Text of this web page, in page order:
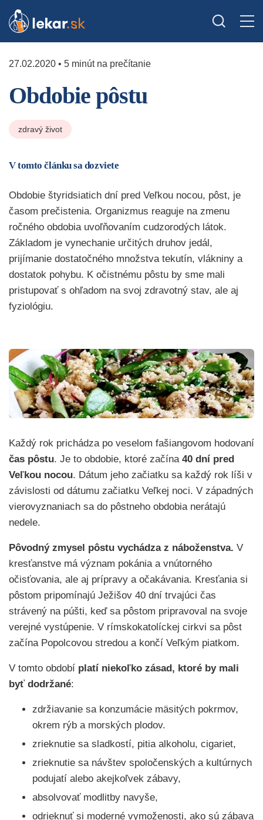
27.02.2020 • 5 minút na prečítanie
Obdobie pôstu
zdravý život
V tomto článku sa dozviete
Obdobie štyridsiatich dní pred Veľkou nocou, pôst, je
časom prečistenia. Organizmus reaguje na zmenu
ročného obdobia uvoľňovaním cudzorodých látok.
Základom je vynechanie určitých druhov jedál,
prijímanie dostatočného množstva tekutín, vlákniny a
dostatok pohybu. K očistnému pôstu by sme mali
pristupovať s ohľadom na svoj zdravotný stav, ale aj
fyziológiu.
Každý rok prichádza po veselom fašiangovom hodovaní
čas pôstu. Je to obdobie, ktoré začína 40 dní pred
Veľkou nocou. Dátum jeho začiatku sa každý rok líši v
závislosti od dátumu začiatku Veľkej noci. V západných
vierovyznaniach sa do pôstneho obdobia nerátajú
nedele.
Pôvodný zmysel pôstu vychádza z náboženstva. V
kresťanstve má význam pokánia a vnútorného
očisťovania, ale aj prípravy a očakávania. Kresťania si
pôstom pripomínajú Ježišov 40 dní trvajúci čas
strávený na púšti, keď sa pôstom pripravoval na svoje
verejné vystúpenie. V rímskokatolíckej cirkvi sa pôst
začína Popolcovou stredou a končí Veľkým piatkom.
V tomto období platí niekoľko zásad, ktoré by mali
byť dodržané:
zdržiavanie sa konzumácie mäsitých pokrmov,
okrem rýb a morských plodov.
zrieknutie sa sladkostí, pitia alkoholu, cigariet,
zrieknutie sa návštev spoločenských a kultúrnych
podujatí alebo akejkoľvek zábavy,
absolvovať modlitby navyše,
odrieknuť si moderné vymoženosti, ako sú zábava